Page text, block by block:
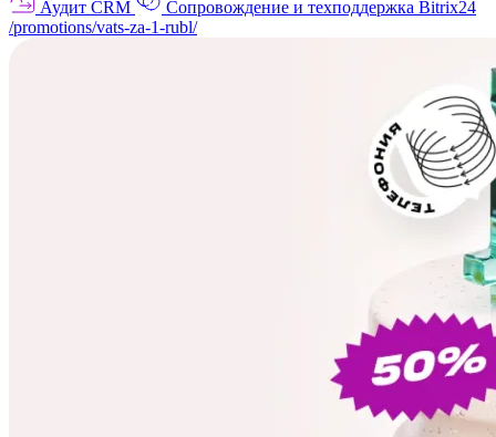
Аудит CRM
Сопровождение и техподдержка Bitrix24
/promotions/vats-za-1-rubl/